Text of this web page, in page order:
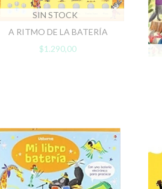
SIN STOCK
A RITMO DE LA BATERÍA
$1.290,00